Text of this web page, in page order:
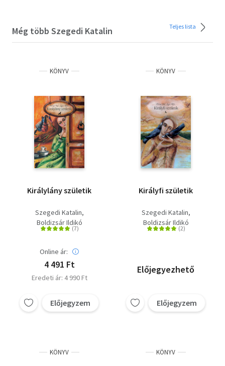
Még több Szegedi Katalin Teljes lista
KÖNYV
Királylány születik
Szegedi Katalin
Boldizsár Ildikó
Online ár:
4 491 Ft
Eredeti ár: 4 990 Ft
Előjegyzem
KÖNYV
Királyfi születik
Szegedi Katalin
Boldizsár Ildikó
Előjegyezhető
Előjegyzem
KÖNYV KÖNYV